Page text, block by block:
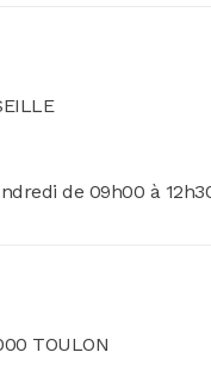
de 09h00 à
TOULON